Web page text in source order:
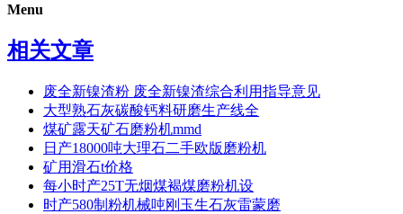
Menu
相关文章
废全新镍渣粉 废全新镍渣综合利用指导意见
大型熟石灰碳酸钙料研磨生产线全
煤矿露天矿石磨粉机mmd
日产18000吨大理石二手欧版磨粉机
矿用滑石t价格
每小时产25T无烟煤褐煤磨粉机设
时产580制粉机械吨刚玉生石灰雷蒙磨